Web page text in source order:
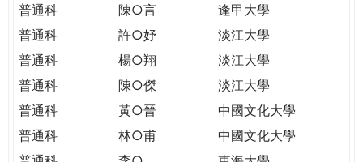
普通科
陳○言
逢甲大學
普通科
許○妤
淡江大學
普通科
楊○翔
淡江大學
普通科
陳○傑
淡江大學
普通科
黃○晉
中國文化大學
普通科
林○甫
中國文化大學